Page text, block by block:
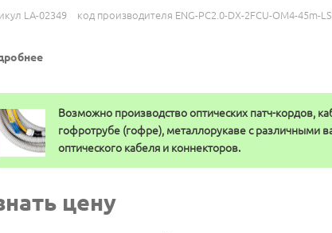
LA-02349 код производителя ENG-PC2.0-DX-2FCU-OM4-45m-
Возможно производство оптических патч-кордов,
гофротрубе (гофре), металлорукаве с различными
оптического кабеля и коннекторов.
цену